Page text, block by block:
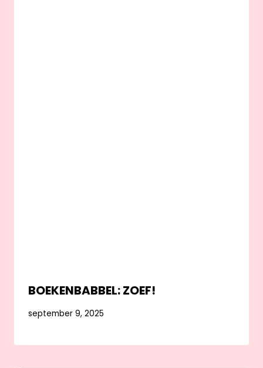
BOEKENBABBEL: ZOEF!
september 9, 2025